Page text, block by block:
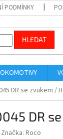
PODMÍNKY
HLEDAT
DR se zvukem /
DR
Značka: Roco